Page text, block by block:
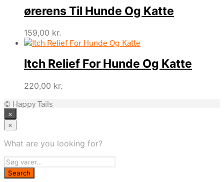
ørerens Til Hunde Og Katte
159,00 kr.
Itch Relief For Hunde Og Katte
220,00 kr.
© Happy Tails
×
×
What are you looking for?